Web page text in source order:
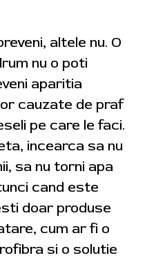
altele nu. O
nu o poti
aparitia
cauzate de praf
pe care le faci.
incearca sa nu
sa nu torni apa
cand este
doar produse
cum ar fi o
si o solutie